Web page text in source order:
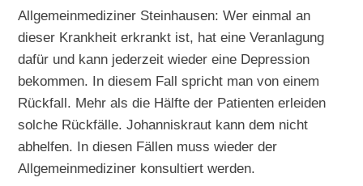
Allgemeinmediziner Steinhausen: Wer einmal an
dieser Krankheit erkrankt ist, hat eine Veranlagung
dafür und kann jederzeit wieder eine Depression
bekommen. In diesem Fall spricht man von einem
Rückfall. Mehr als die Hälfte der Patienten erleiden
solche Rückfälle. Johanniskraut kann dem nicht
abhelfen. In diesen Fällen muss wieder der
Allgemeinmediziner konsultiert werden.